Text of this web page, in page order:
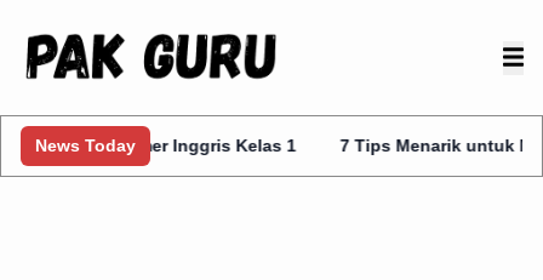
News Today
Kurmer Inggris Kelas 1 7 Tips Menarik untuk Mengajar